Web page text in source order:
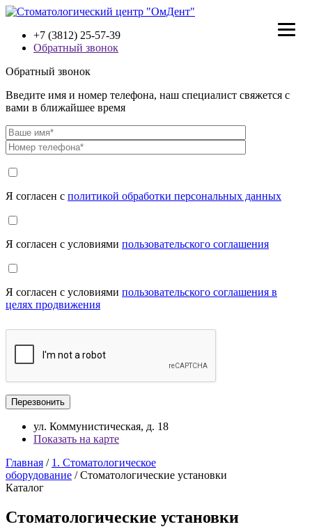
+7 (3812) 25-57-39
Обратный звонок
Обратный звонок
Введите имя и номер телефона, наш специалист свяжется с
вами в ближайшее время
Я согласен с политикой обработки персональных данных
Я согласен с условиями пользовательского соглашения
Я согласен с условиями пользовательского соглашения в
целях продвижения
ул. Коммунистическая, д. 18
Показать на карте
Главная / 1. Стоматологическое
оборудование / Стоматологические установки
Каталог
Стоматологические установки